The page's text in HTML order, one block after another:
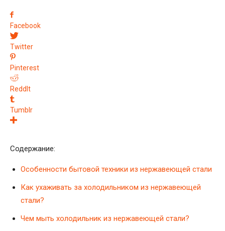
Facebook
Twitter
Pinterest
ReddIt
Tumblr
Содержание:
Особенности бытовой техники из нержавеющей стали
Как ухаживать за холодильником из нержавеющей
стали?
Чем мыть холодильник из нержавеющей стали?